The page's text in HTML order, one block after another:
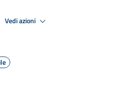
Vedi azioni